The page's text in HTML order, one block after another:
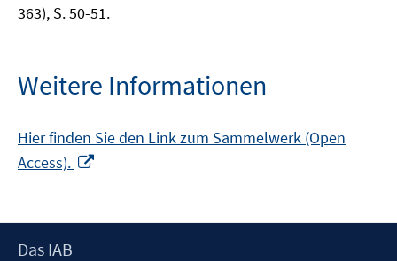
363), S. 50-51.
Weitere Informationen
Hier finden Sie den Link zum Sammelwerk (Open
Access).
öffnen
Footer
Das IAB